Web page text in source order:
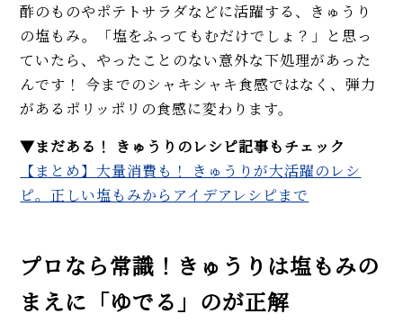
酢のものやポテトサラダなどに活躍する、きゅうり
の塩もみ。「塩をふってもむだけでしょ？」と思っ
ていたら、やったことのない意外な下処理があった
んです！ 今までのシャキシャキ食感ではなく、弾力
があるポリッポリの食感に変わります。
▼まだある！ きゅうりのレシピ記事もチェック
【まとめ】大量消費も！ きゅうりが大活躍のレシ
ピ。正しい塩もみからアイデアレシピまで
プロなら常識！きゅうりは塩もみの
まえに「ゆでる」のが正解
植松良枝さん直伝、きゅうりの
アイデアレシピ5品。箸が止まら
ない絶品メニューで1袋使い切
り！
おうち時間が楽しくなる、サン
ドイッチの作り方。フルーツサン
ド、タマゴサンドから“映え”メニ
ューまで
専門店が教える！ おいしくて美
しいミックスサンドイッチの作り
パーティー映えするサンドイッチ
の作り方【専門店のレシピ】
【初心者必見】干さない、シソ
不要！ 昔ながらの塩漬け梅干し
の簡単な作り方
モヒートの基本レシピ。すっきり
爽快！
MORE